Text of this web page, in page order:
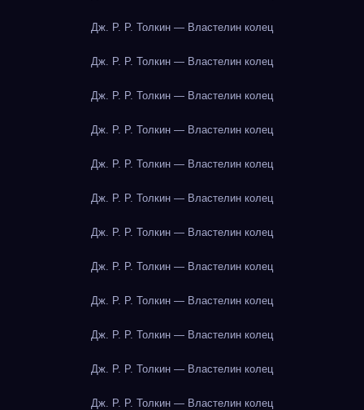
Дж. Р. Р. Толкин — Властелин колец
Дж. Р. Р. Толкин — Властелин колец
Дж. Р. Р. Толкин — Властелин колец
Дж. Р. Р. Толкин — Властелин колец
Дж. Р. Р. Толкин — Властелин колец
Дж. Р. Р. Толкин — Властелин колец
Дж. Р. Р. Толкин — Властелин колец
Дж. Р. Р. Толкин — Властелин колец
Дж. Р. Р. Толкин — Властелин колец
Дж. Р. Р. Толкин — Властелин колец
Дж. Р. Р. Толкин — Властелин колец
Дж. Р. Р. Толкин — Властелин колец